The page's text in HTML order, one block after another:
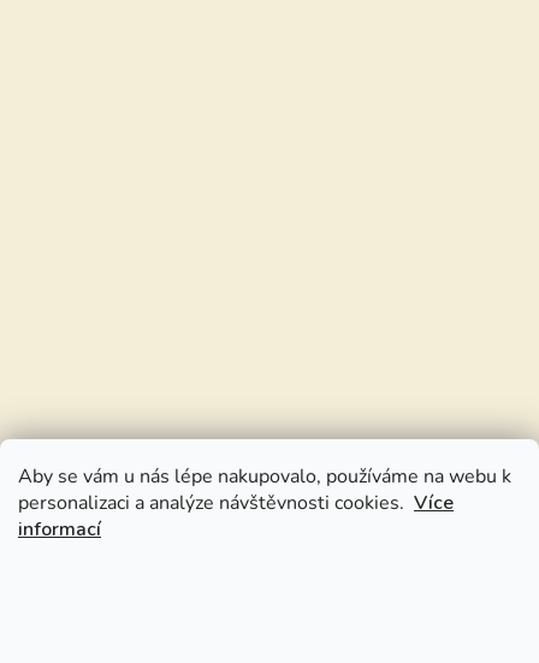
Aby se vám u nás lépe nakupovalo, používáme na webu k
personalizaci a analýze návštěvnosti cookies. Více
informací